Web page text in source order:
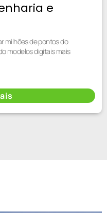
e
milhões de pontos do
modelos digitais mais